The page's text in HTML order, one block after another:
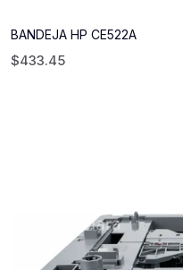
BANDEJA HP CE522A
$433.45